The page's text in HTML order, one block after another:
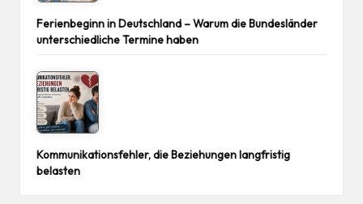
Ferienbeginn in Deutschland – Warum die Bundesländer
unterschiedliche Termine haben
Kommunikationsfehler, die Beziehungen langfristig
belasten